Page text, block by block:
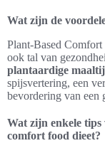
Wat zijn de
Plant-Based
ook tal van
plantaardige
spijsvertering, een
bevordering van een
Wat zijn enkele tips
comfort food dieet?